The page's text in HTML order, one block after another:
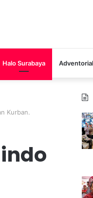
Halo Surabaya Adventorial
Kurban.